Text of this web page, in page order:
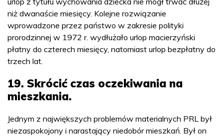
niż dwanaście miesięcy. Kolejne rozwiązanie
wprowadzone przez państwo w zakresie polityki
prorodzinnej w 1972 r. wydłużało urlop macierzyński
płatny do czterech miesięcy, natomiast urlop bezpłatny do
trzech lat.
19. Skrócić czas oczekiwania na
mieszkania.
Jednym z największych problemów materialnych PRL był
niezaspokojony i narastający niedobór mieszkań. Był on